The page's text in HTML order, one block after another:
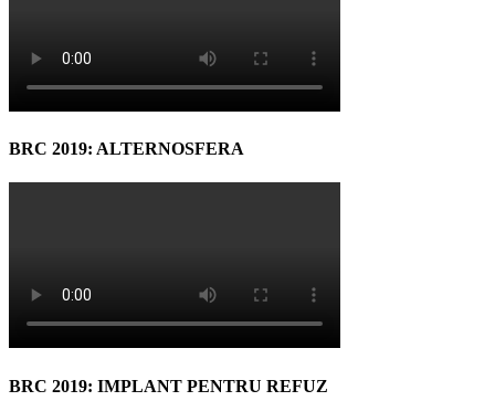
BRC 2019: ALTERNOSFERA
BRC 2019: IMPLANT PENTRU REFUZ